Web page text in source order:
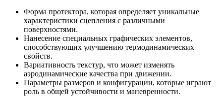
Форма протектора, которая определяет уникальные
характеристики сцепления с различными
поверхностями.
Нанесение специальных графических элементов,
способствующих улучшению термодинамических
свойств.
Вариативность текстур, что может изменять
аэродинамические качества при движении.
Параметры размеров и конфигурации, которые играют
роль в общей устойчивости и маневренности.